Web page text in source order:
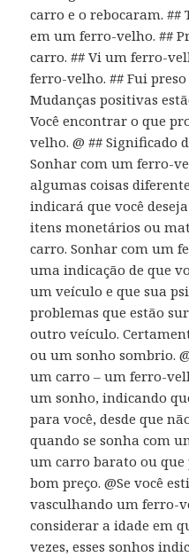
carro e o rebocaram.
em um ferro-velho. ##
carro. ## Vi um ferro-
ferro-velho. ## Fui
Mudanças positivas
Você encontrar o que
velho. @ ## Significado
Sonhar com um ferro-
algumas coisas
indicará que você
itens monetários ou
carro. Sonhar com um
uma indicação de que
um veículo e que sua
problemas que estão
outro veículo.
ou um sonho sombrio.
um carro – um ferro-
um sonho, indicando
para você, desde que
quando se sonha com
um carro barato ou que
bom preço. @Se você
vasculhando um ferro-
considerar a idade em
vezes, esses sonhos